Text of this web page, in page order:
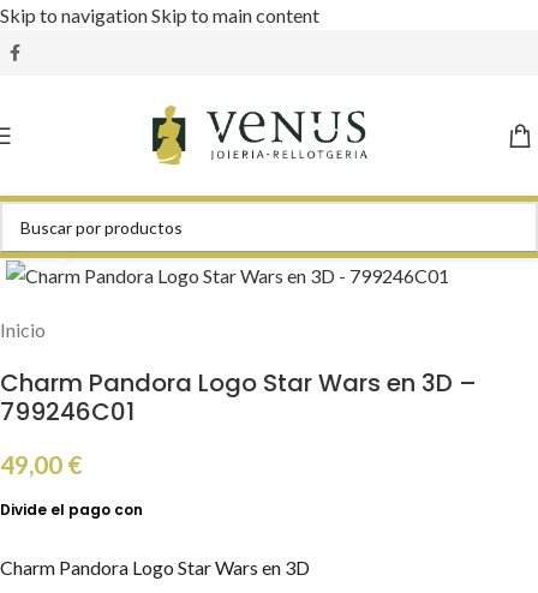
Skip to navigationSkip to main content
Inicio
Charm Pandora Logo Star Wars en 3D –
799246C01
49,00 €
Charm Pandora Logo Star Wars en 3D